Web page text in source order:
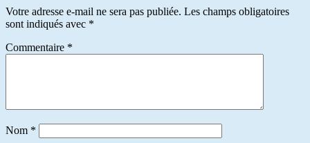
Votre adresse e-mail ne sera pas publiée. Les champs obligatoires
sont indiqués avec *
Commentaire *
Nom *